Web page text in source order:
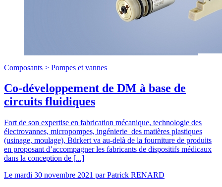
Composants > Pompes et vannes
Co-développement de DM à base de
circuits fluidiques
Fort de son expertise en fabrication mécanique, technologie des
électrovannes, micropompes, ingénierie des matières plastiques
(usinage, moulage), Bürkert va au-delà de la fourniture de produits
en proposant d’accompagner les fabricants de dispositifs médicaux
dans la conception de [...]
Le mardi 30 novembre 2021 parPatrick RENARD